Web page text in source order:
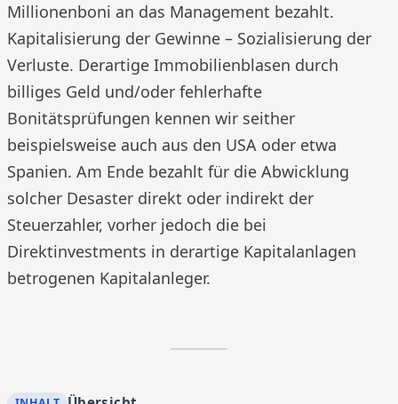
Millionenboni an das Management bezahlt.
Kapitalisierung der Gewinne – Sozialisierung der
Verluste. Derartige Immobilienblasen durch
billiges Geld und/oder fehlerhafte
Bonitätsprüfungen kennen wir seither
beispielsweise auch aus den USA oder etwa
Spanien. Am Ende bezahlt für die Abwicklung
solcher Desaster direkt oder indirekt der
Steuerzahler, vorher jedoch die bei
Direktinvestments in derartige Kapitalanlagen
betrogenen Kapitalanleger.